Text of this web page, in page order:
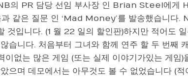
의 PR 담당 선임 부사장 인 Brian Steel에게
같은 질문 인 ‘Mad Money’를 발송했습니다.
것입니다. (1 월 22 일의 할인판)하지만 적어도
습니다. 처음부터 그녀와 함께 연주 할 두 번째
없는 많은 게임 (또는 실제 이야기가있는 게임)
으며 데모에서는 아무것도 볼 수 없었습니다 (적